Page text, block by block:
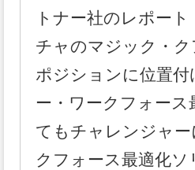
ト ナー社のレポー
チャのマジック・
ポジションに位置
ー・ワークフォー
てもチャレンジャ
クフォース最適化ソ